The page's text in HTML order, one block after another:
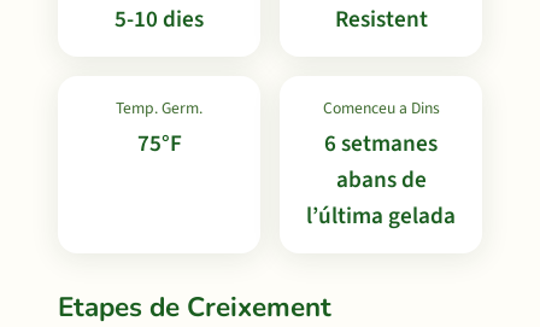
5-10 dies Resistent
Temp. Germ.
75°F
Comenceu a Dins
6 setmanes
abans de
l’última gelada
Etapes de Creixement